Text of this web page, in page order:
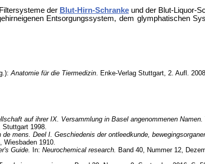
der Blut-Hirn-Schrankeund der Blut-Liquor-
Entsorgungssystem, dem glymphatischen
Anatomie für die Tiermedizin. Enke-Verlag Stuttgart, 2. Aufl.
auf ihrer IX. Versammlung in Basel angenommenen Namen.
Stuttgart 1998.
mens. Deel I. Geschiedenis der ontleedkunde,
1910.
Guide. In: Neurochemical research. Band 40, Nummer 12,